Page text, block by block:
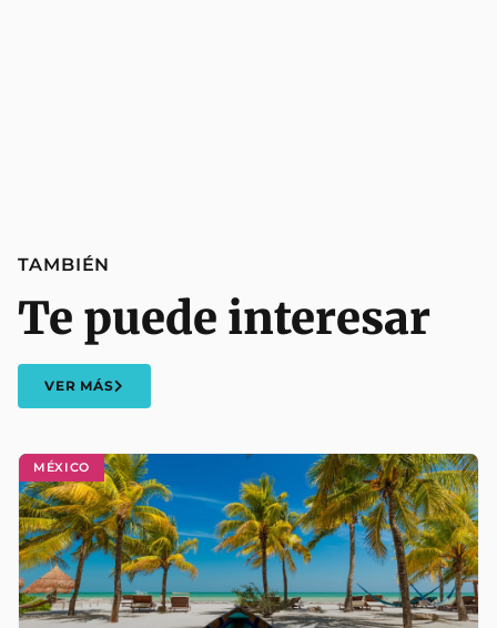
MÉXICO
TAMBIÉN
Te puede interesar
VER MÁS